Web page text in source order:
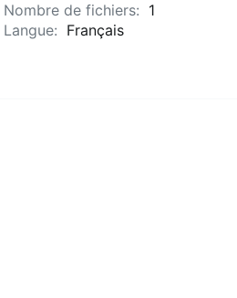
Nombre de fichiers: 1
Langue: Français